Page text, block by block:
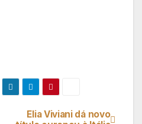
Elia Viviani dá novo